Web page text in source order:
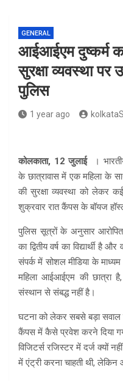
GENERAL
आईआईएम दुष्कर्म
सुरक्षा व्यवस्था
पुलिस
1 year ago
कोलकाता, 12 जुलाई।
के छात्रावास में एक महिला के
की सुरक्षा व्यवस्था को लेकर
शुक्रवार रात कैंपस के बॉयज
पुलिस सूत्रों के अनुसार
का द्वितीय वर्ष का विद्यार्थी
संपर्क में सोशल मीडिया के
महिला आईआईएम की छात्रा
संस्थान से संबद्ध नहीं है।
घटना को लेकर सबसे बड़ा सवाल
कैंपस में कैसे प्रवेश करने दिया
विजिटर्स रजिस्टर में दर्ज क्यों
में एंट्री करना चाहती थी,